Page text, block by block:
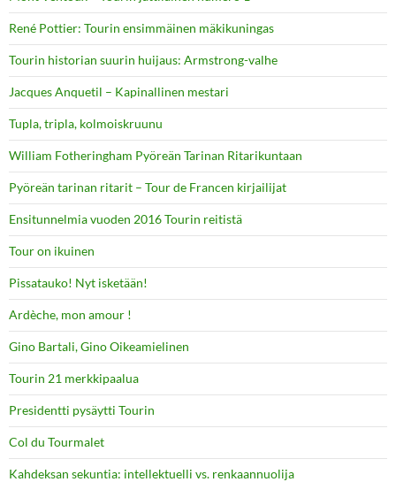
René Pottier: Tourin ensimmäinen mäkikuningas
Tourin historian suurin huijaus: Armstrong-valhe
Jacques Anquetil – Kapinallinen mestari
Tupla, tripla, kolmoiskruunu
William Fotheringham Pyöreän Tarinan Ritarikuntaan
Pyöreän tarinan ritarit – Tour de Francen kirjailijat
Ensitunnelmia vuoden 2016 Tourin reitistä
Tour on ikuinen
Pissatauko! Nyt isketään!
Ardèche, mon amour !
Gino Bartali, Gino Oikeamielinen
Tourin 21 merkkipaalua
Presidentti pysäytti Tourin
Col du Tourmalet
Kahdeksan sekuntia: intellektuelli vs. renkaannuolija